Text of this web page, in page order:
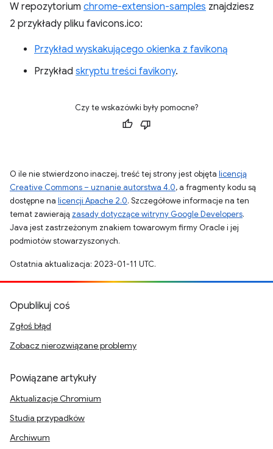
W repozytorium chrome-extension-samples znajdziesz
2 przykłady pliku favicons.ico:
Przykład wyskakującego okienka z favikoną
Przykład skryptu treści favikony.
Czy te wskazówki były pomocne?
O ile nie stwierdzono inaczej, treść tej strony jest objęta licencją
Creative Commons – uznanie autorstwa 4.0, a fragmenty kodu są
dostępne na licencji Apache 2.0. Szczegółowe informacje na ten
temat zawierają zasady dotyczące witryny Google Developers.
Java jest zastrzeżonym znakiem towarowym firmy Oracle i jej
podmiotów stowarzyszonych.
Ostatnia aktualizacja: 2023-01-11 UTC.
Opublikuj coś
Zgłoś błąd
Zobacz nierozwiązane problemy
Powiązane artykuły
Aktualizacje Chromium
Studia przypadków
Archiwum